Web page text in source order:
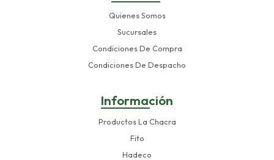
Quienes Somos
Sucursales
Condiciones De Compra
Condiciones De Despacho
Información
Productos La Chacra
Fito
Hadeco